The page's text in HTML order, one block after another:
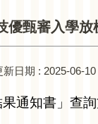
優甄審入學
新日期 : 2025-06-10
通知書」查